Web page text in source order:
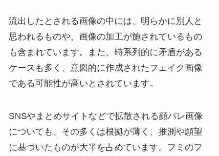
流出したとされる画像の中には、明らかに別人と
思われるものや、画像の加工が施されているもの
も含まれています。また、時系列的に矛盾がある
ケースも多く、意図的に作成されたフェイク画像
である可能性が高いとされています。
SNSやまとめサイトなどで拡散される顔バレ画像
についても、その多くは根拠が薄く、推測や願望
に基づいたものが大半を占めています。フミのフ